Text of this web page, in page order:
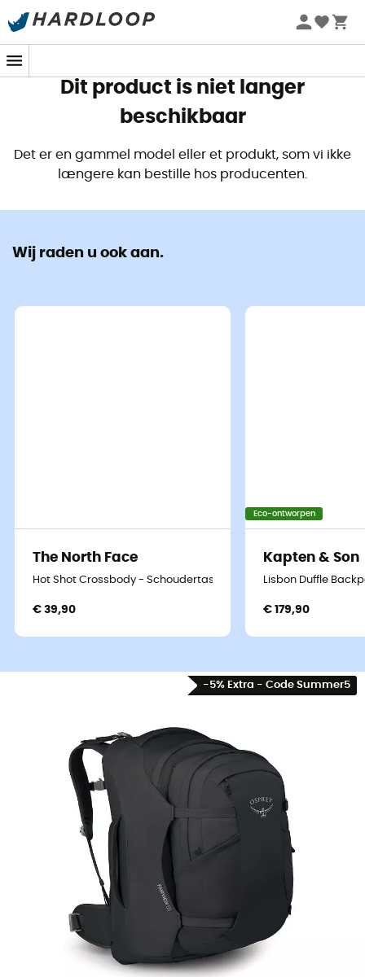
Zomeraanbiedingen 🔥 -5% EXTRA vanaf 2 producten* met
Dit product is niet langer
beschikbaar
Det er en gammel model eller et produkt, som vi ikke
længere kan bestille hos producenten.
Wij raden u ook aan.
The North Face
Hot Shot Crossbody - Schoudertas
€ 39,90
Eco-ontworpen
Kapten & Son
Lisbon Duffle
€ 179,90
-5% Extra - Code Summer5